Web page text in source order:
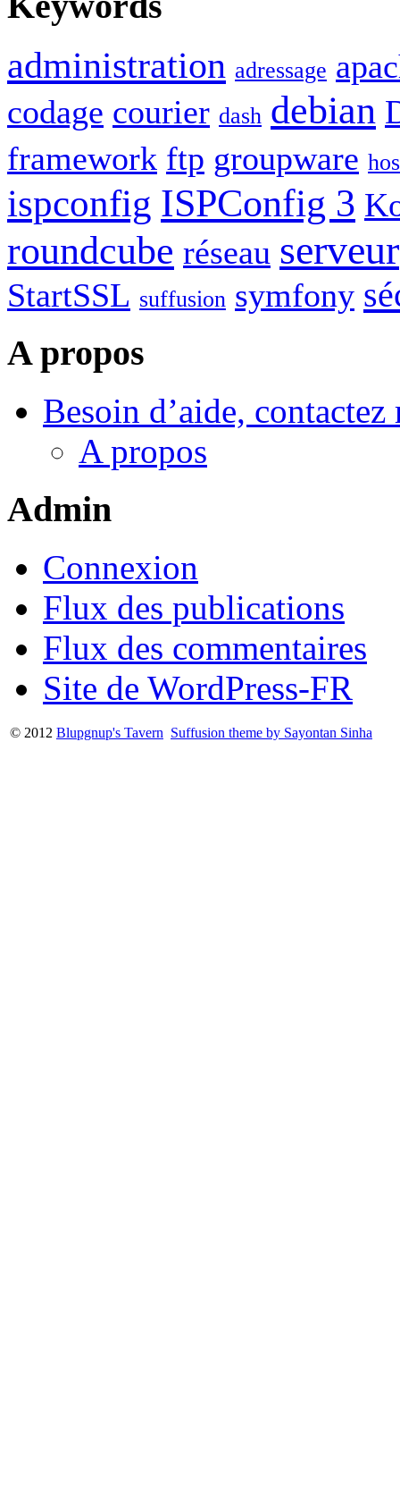
administration adressage
codage courier dash debian
framework ftp groupware
ispconfig ISPConfig 3
roundcube réseau serveur
StartSSL suffusion symfony
A propos
Besoin d’aide, contactez
A propos
Admin
Connexion
Flux des publications
Flux des commentaires
Site de WordPress-FR
© 2012 Blupgnup's Tavern Suffusion theme by Sayontan Sinha